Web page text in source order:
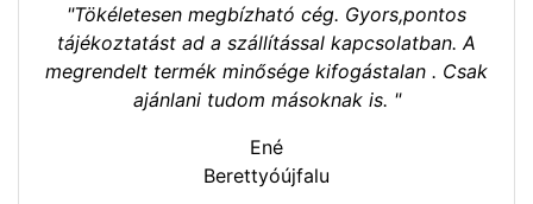
"Tökéletesen megbízható cég. Gyors,pontos
tájékoztatást ad a szállítással kapcsolatban. A
megrendelt termék minősége kifogástalan . Csak
ajánlani tudom másoknak is. "
Ené
Berettyóújfalu